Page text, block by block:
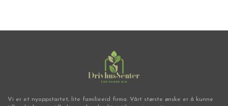
Vi er et nyoppstartet, lite familieeid firma. Vårt største ønske er å kunne